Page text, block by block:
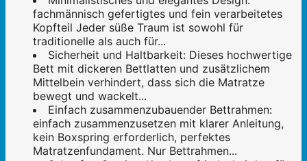
fachmännisch gefertigtes und fein verarbeitetes
Kopfteil Jeder süße Traum ist sowohl für
traditionelle als auch für...
Sicherheit und Haltbarkeit: Dieses hochwertige
Bett mit dickeren Bettlatten und zusätzlichem
Mittelbein verhindert, dass sich die Matratze
bewegt und wackelt...
Einfach zusammenzubauender Bettrahmen:
einfach zusammenzusetzen mit klarer Anleitung,
kein Boxspring erforderlich, perfektes
Matratzenfundament. Nur Bettrahmen...